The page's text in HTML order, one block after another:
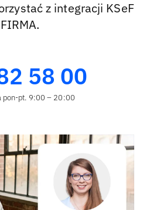
z integracji KSeF
58 00
pon-pt. 9:00 – 20:00